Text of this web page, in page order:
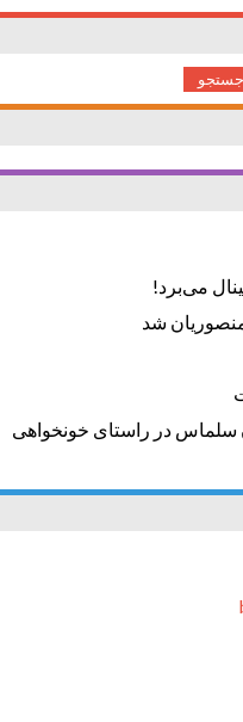
می‌برد!
شد
سلماس در راستای خونخواهی